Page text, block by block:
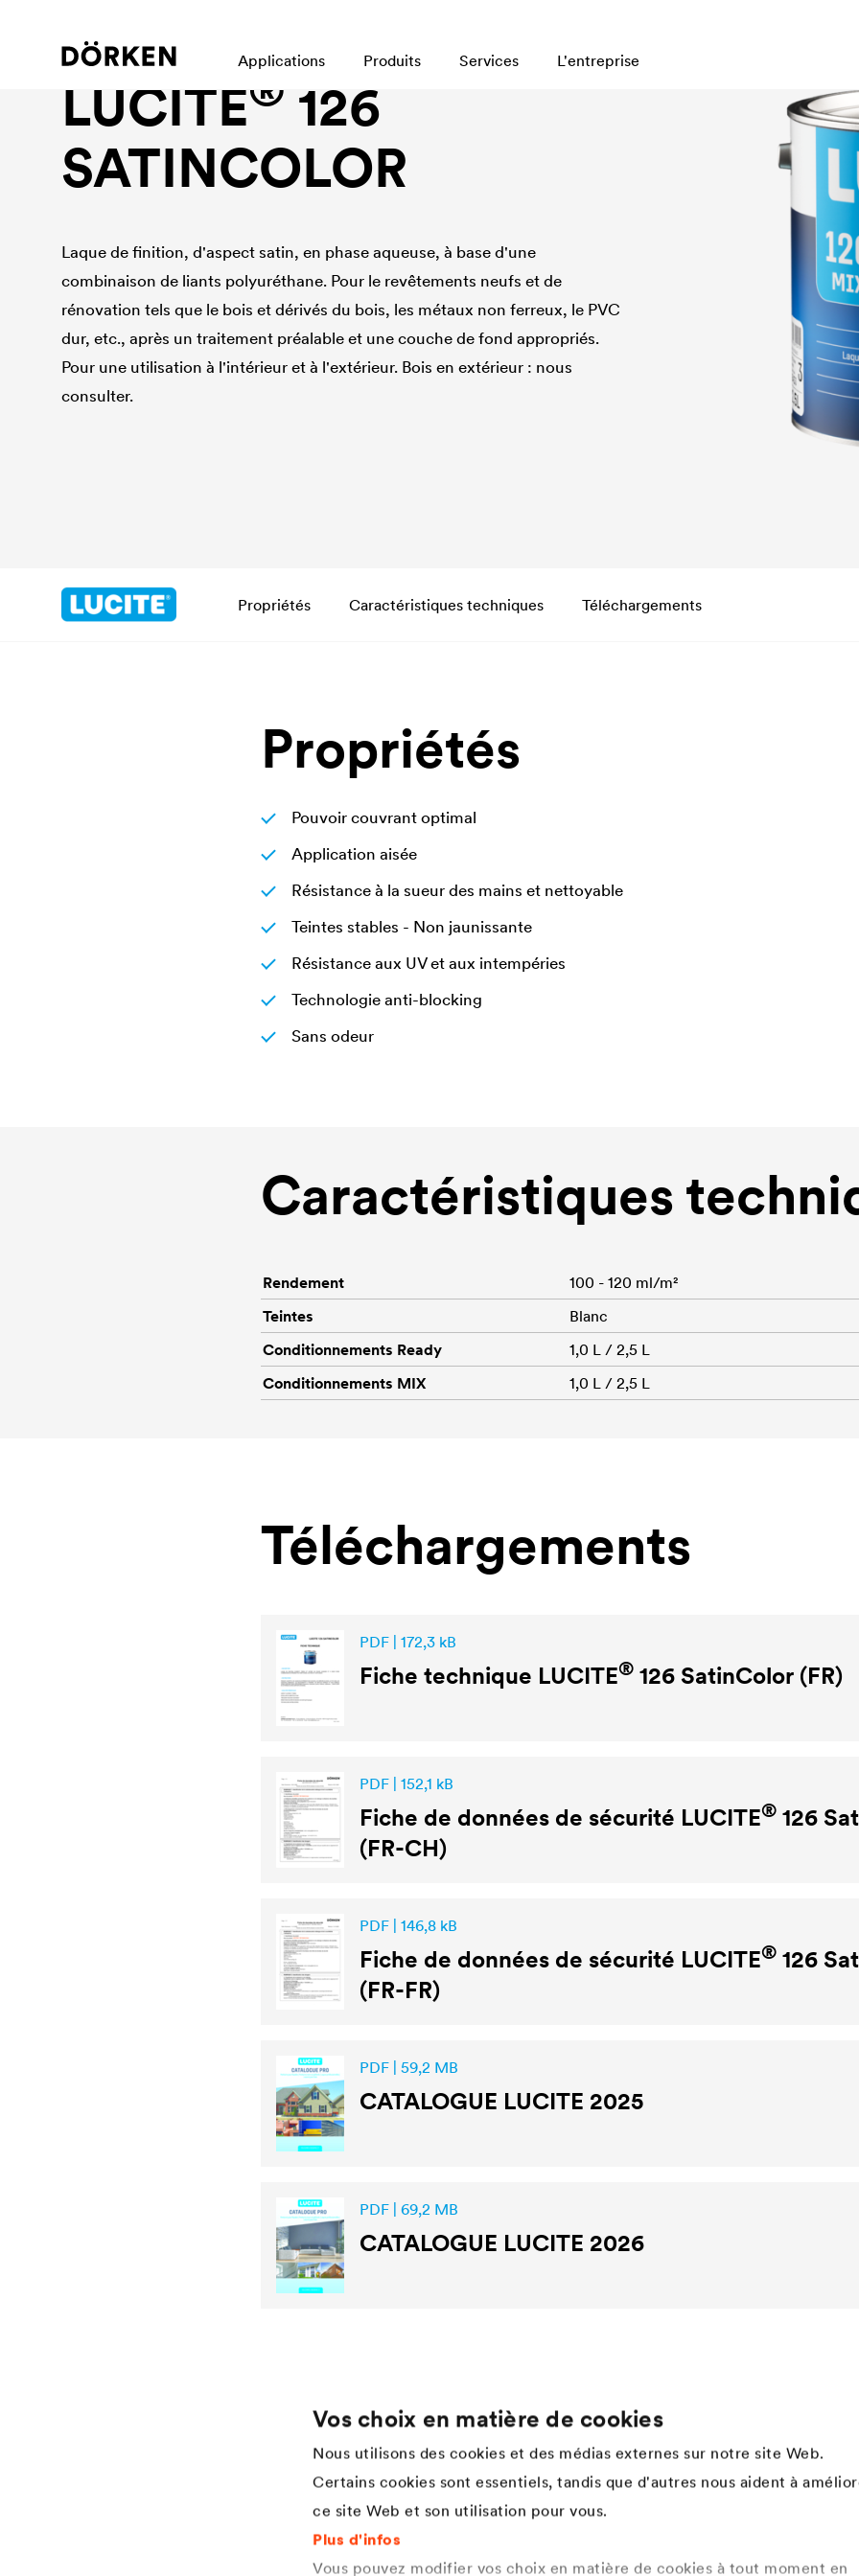
Vos choix en matière de cookies
Nous utilisons des cookies et des médias externes sur notre site Web.
Certains cookies sont essentiels, tandis que d'autres nous aident à
ce site Web et son utilisation pour vous.
Plus d'infos
Vous pouvez modifier vos choix en matière de cookies à tout moment en
Applications Produits Services L'entreprise
Laques pour bâtiments Laques en phase aqueuse
LUCITE® 126
SATINCOLOR
Laque de finition, d'aspect satin, en phase aqueuse, à base d'une
combinaison de liants polyuréthane. Pour le revêtements neufs et de
rénovation tels que le bois et dérivés du bois, les métaux non ferreux, le PVC
dur, etc., après un traitement préalable et une couche de fond appropriés.
Pour une utilisation à l'intérieur et à l'extérieur. Bois en extérieur : nous
consulter.
Propriétés Caractéristiques techniques Téléchargements
Propriétés
Pouvoir couvrant optimal
Application aisée
Résistance à la sueur des mains et nettoyable
Teintes stables - Non jaunissante
Résistance aux UV et aux intempéries
Technologie anti-blocking
Sans odeur
Caractéristiques
Rendement
100 - 120 ml/m²
Teintes
Blanc
Conditionnements Ready
1,0 L / 2,5 L
Conditionnements MIX
1,0 L / 2,5 L
Téléchargements
PDF | 172,3 kB
Fiche technique LUCITE® 126 SatinColor (FR)
PDF | 152,1 kB
Fiche de données de sécurité LUCITE® 126
(FR-CH)
PDF | 146,8 kB
Fiche de données de sécurité LUCITE® 126
(FR-FR)
PDF | 59,2 MB
CATALOGUE LUCITE 2025
PDF | 69,2 MB
CATALOGUE LUCITE 2026
Réferences
Applicateur Industrial Coatings
Specification Industrial Coatings
Innovation
Valeurs